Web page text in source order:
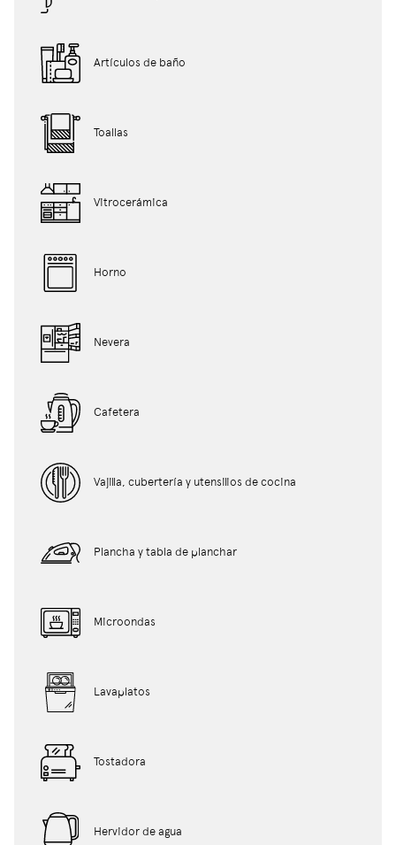
Artículos de baño
Toallas
Vitrocerámica
Horno
Nevera
Cafetera
Vajilla, cubertería y utensilios de cocina
Plancha y tabla de planchar
Microondas
Lavaplatos
Tostadora
Hervidor de agua